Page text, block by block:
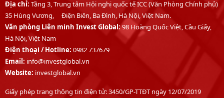
Địa chỉ: Tầng 3, Trung tâm Hội nghị quốc tế ICC (Văn Phòng Chính phủ)
35 Hùng Vương, Điện Biên, Ba Đình, Hà Nội, Việt Nam.
Văn phòng Liên minh Invest Global:98 Hoàng Quốc Việt, Cầu Giấy,
Hà Nội, Việt Nam
Điện thoại /Hotline: 0982 737679
Email: info@investglobal.vn
Website: investglobal.vn
Giấy phép trang thông tin điện tử: 3450/GP-TTĐT ngày 12/07/2019